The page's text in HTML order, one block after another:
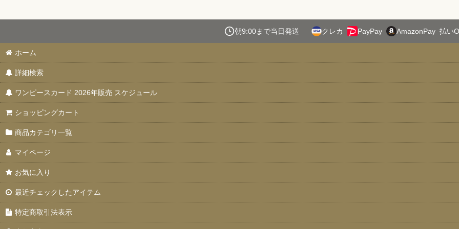
朝9:00まで当日発送 クレカ PayPay AmazonPay 払い
ホーム
詳細検索
ワンピースカード 2026年販売 スケジュール
ショッピングカート
商品カテゴリ一覧
マイページ
お気に入り
最近チェックしたアイテム
特定商取引法表示